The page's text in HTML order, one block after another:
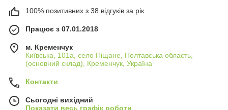
100% позитивних з 38 відгуків за рік
Працює з 07.01.2018
м. Кременчук
Київська, 101а, село Піщане, Полтавська область,
(основний склад), Кременчук, Україна
Контакти
Сьогодні вихідний
Показати весь графік роботи